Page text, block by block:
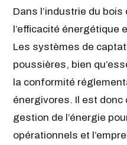
Dans l’industrie du
l’efficacité énergétique
Les systèmes de
poussières, bien
la conformité
énergivores. Il est donc
gestion de l’énergie
opérationnels et